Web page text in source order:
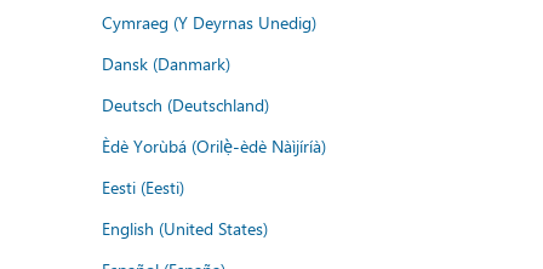
Cymraeg (Y Deyrnas Unedig)
Dansk (Danmark)
Deutsch (Deutschland)
Èdè Yorùbá (Orilẹ̀-èdè Nàìjíríà)
Eesti (Eesti)
English (United States)